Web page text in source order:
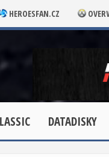
HEROESFAN.CZ
DATADISKY